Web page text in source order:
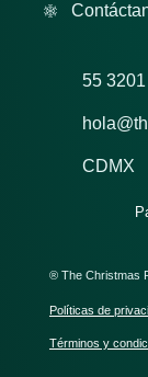
55
CDMX
® The Christmas
Políticas de
Términos y